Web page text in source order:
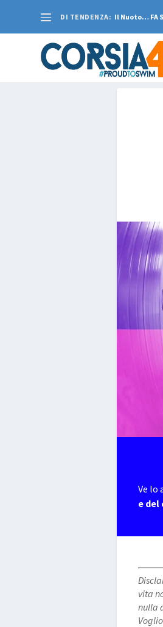
DI TENDENZA: Il Nuoto… FA
Ve lo
e
vita
nulla